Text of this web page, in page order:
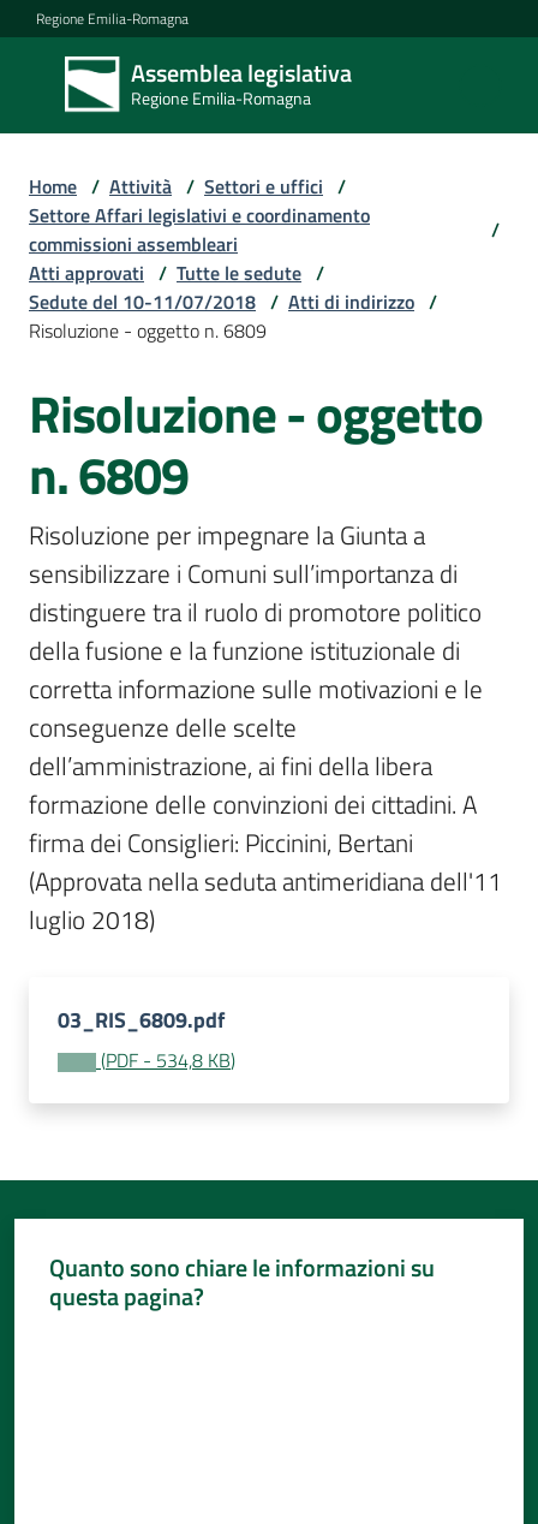
Vai al contenuto
Vai alla navigazione
Vai al footer
Regione Emilia-Romagna
Assemblea legislativa
Regione Emilia-Romagna
Assemblea
legislativa
Regione Emilia-
Assemblea
Per
i
media
Per
i
cittadini
Home / Attività / Settori e uffici /
Settore Affari legislativi e coordinamento
commissioni assembleari
/
Atti approvati / Tutte le sedute /
Sedute del 10-11/07/2018 / Atti di indirizzo /
Risoluzione - oggetto n. 6809
Risoluzione - oggetto
n. 6809
Risoluzione per impegnare la Giunta a
sensibilizzare i Comuni sull’importanza di
distinguere tra il ruolo di promotore politico
della fusione e la funzione istituzionale di
corretta informazione sulle motivazioni e le
conseguenze delle scelte
dell’amministrazione, ai fini della libera
formazione delle convinzioni dei cittadini. A
firma dei Consiglieri: Piccinini, Bertani
(Approvata nella seduta antimeridiana dell'11
luglio 2018)
03_RIS_6809.pdf
(PDF - 534,8 KB)
Quanto sono chiare le informazioni su
questa pagina?